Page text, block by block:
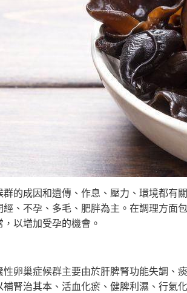
的成因和遺傳、作息、壓力、環境都有關
、 不孕、多毛、肥胖為主。在調理方面
以增加受孕的機會。
卵巢症候群主要由於肝脾腎功能失調、
補腎治其本、活血化瘀、健脾利濕、行氣